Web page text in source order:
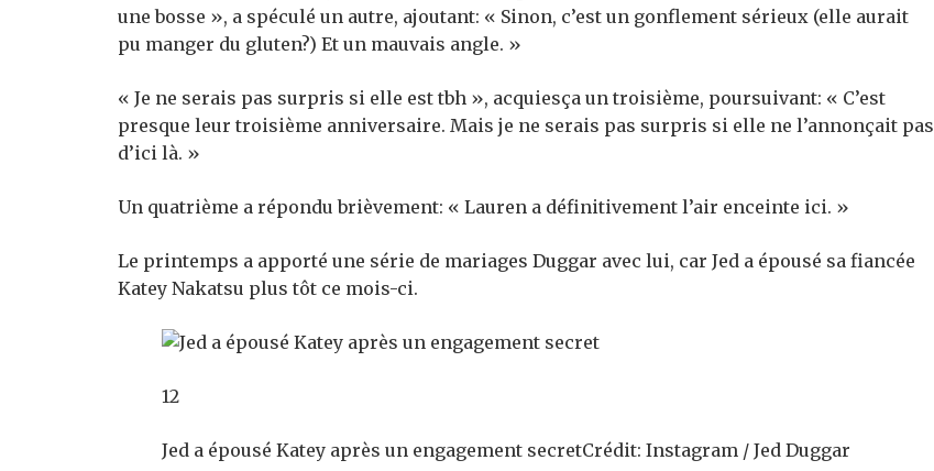
une bosse », a spéculé un autre, ajoutant: « Sinon, c’est un gonflement sérieux (elle aurait
pu manger du gluten?) Et un mauvais angle. »
« Je ne serais pas surpris si elle est tbh », acquiesça un troisième, poursuivant: « C’est
presque leur troisième anniversaire. Mais je ne serais pas surpris si elle ne l’annonçait pas
d’ici là. »
Un quatrième a répondu brièvement: « Lauren a définitivement l’air enceinte ici. »
Le printemps a apporté une série de mariages Duggar avec lui, car Jed a épousé sa fiancée
Katey Nakatsu plus tôt ce mois-ci.
12
Jed a épousé Katey après un engagement secretCrédit: Instagram / Jed Duggar